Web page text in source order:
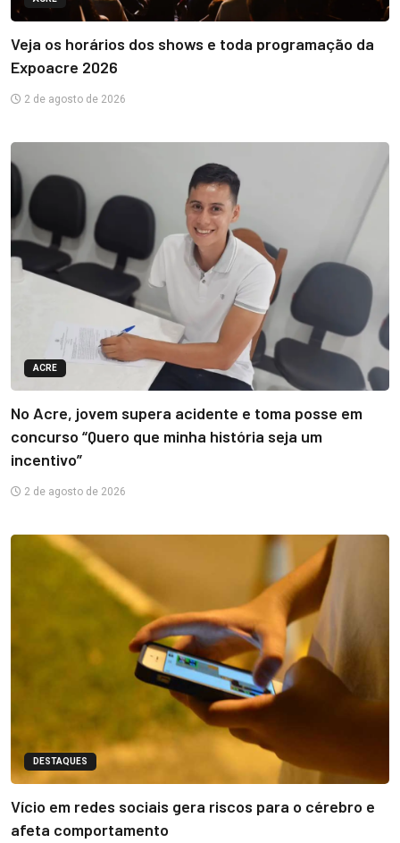
Veja os horários dos shows e toda programação da
Expoacre 2026
2 de agosto de 2026
ACRE
No Acre, jovem supera acidente e toma posse em
concurso “Quero que minha história seja um
incentivo”
2 de agosto de 2026
DESTAQUES
Vício em redes sociais gera riscos para o cérebro e
afeta comportamento